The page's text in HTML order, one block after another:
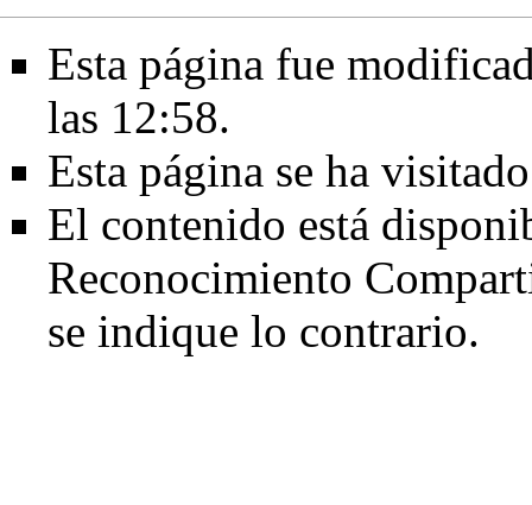
Esta página fue
las 12:58.
Esta página se ha
El contenido está
Reconocimiento
se indique lo contrario.